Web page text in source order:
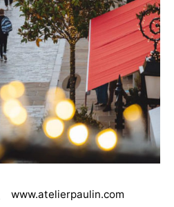
www.atelierpaulin.com